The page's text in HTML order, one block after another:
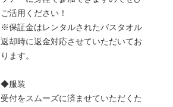
ご活用ください！
※保証金はレンタルされたバスタオル
返却時に返金対応させていただいてお
ります。
◆服装
受付をスムーズに済ませていただくた